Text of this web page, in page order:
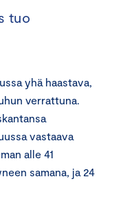
tuo
yhä haastava,
verrattuna.
vastaava
alle 41
samana, ja 24